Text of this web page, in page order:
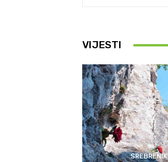
VIJESTI
SREBRENIK